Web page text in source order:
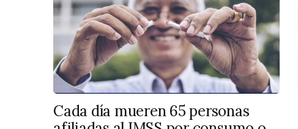
Cada día mueren 65 personas